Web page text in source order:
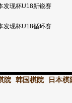
发现杯U18新锐赛
发现杯U18循环赛
院 韩国棋院 日本棋